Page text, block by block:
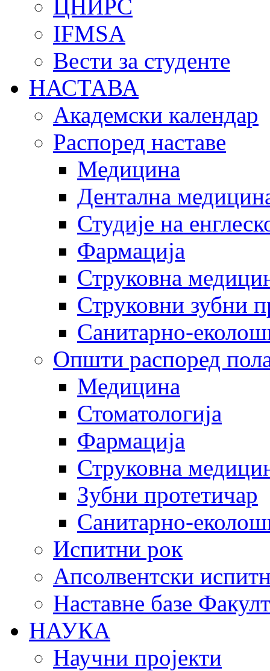
ЦНИРС
IFMSA
Вести за студенте
НАСТАВА
Академски календар
Распоред наставе
Медицина
Дентална
Студије на
Фармација
Струковна
Струковни зубни
Санитарно-
Општи распоред
Медицина
Стоматологија
Фармација
Струковна
Зубни протетичар
Санитарно-
Испитни рок
Апсолвентски
Наставне базе
НАУКА
Научни пројекти